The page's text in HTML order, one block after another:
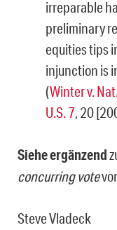
irreparable
preliminary
equities tips
injunction is
(Winter v.
U.S. 7, 20
Siehe ergänzend
concurring vote
Steve Vladeck